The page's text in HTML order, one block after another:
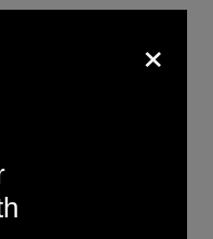
wenn wieder
bestimmen.
×